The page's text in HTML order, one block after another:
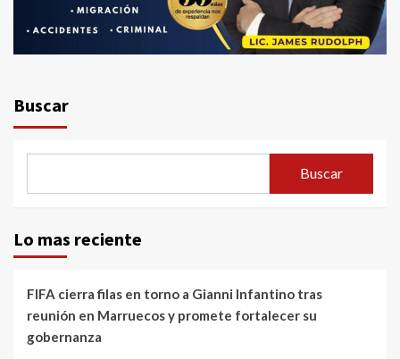
Buscar
Buscar
Lo mas reciente
FIFA cierra filas en torno a Gianni Infantino tras
reunión en Marruecos y promete fortalecer su
gobernanza